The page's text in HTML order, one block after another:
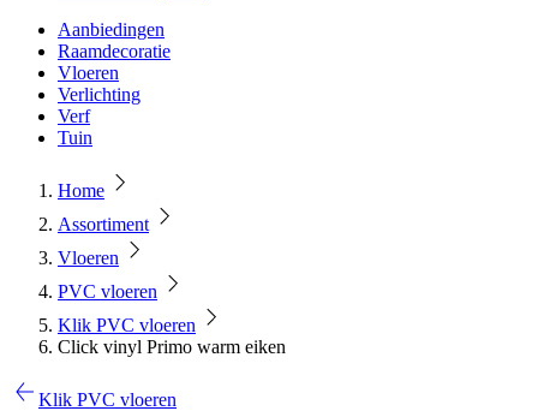
Aanbiedingen
Raamdecoratie
Vloeren
Verlichting
Verf
Tuin
Home
Assortiment
Vloeren
PVC vloeren
Klik PVC vloeren
Click vinyl Primo warm eiken
Klik PVC vloeren